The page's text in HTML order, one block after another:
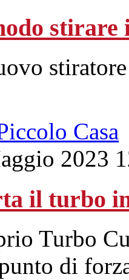
Casa
2023
il turbo
Turbo
di